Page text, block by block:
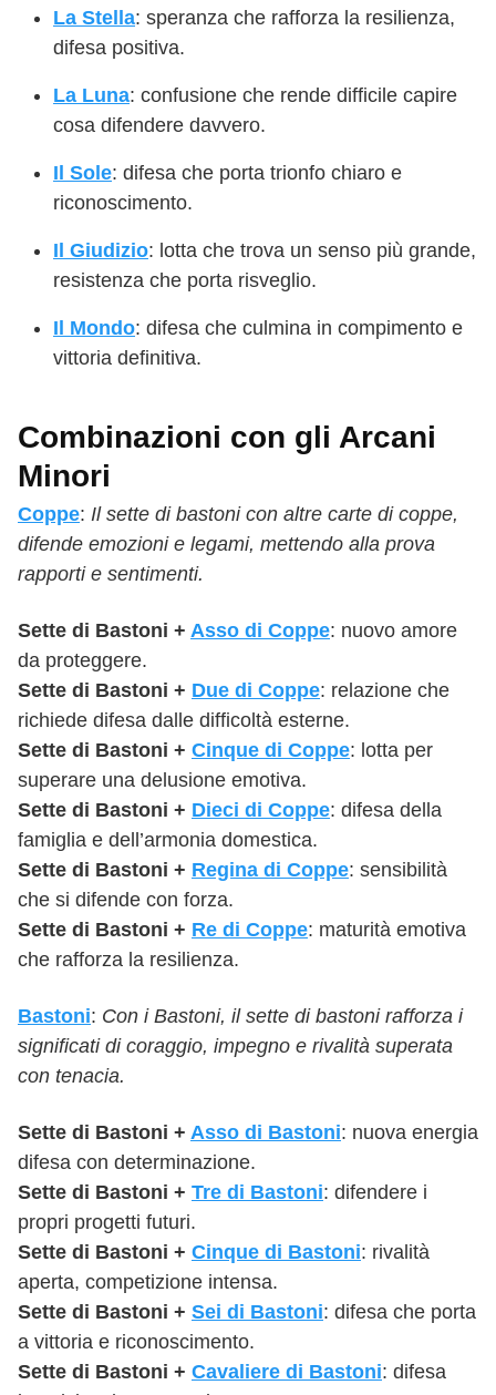
La Stella: speranza che rafforza la resilienza,
difesa positiva.
La Luna: confusione che rende difficile capire
cosa difendere davvero.
Il Sole: difesa che porta trionfo chiaro e
riconoscimento.
Il Giudizio: lotta che trova un senso più grande,
resistenza che porta risveglio.
Il Mondo: difesa che culmina in compimento e
vittoria definitiva.
Combinazioni con gli Arcani
Minori
Coppe: Il sette di bastoni con altre carte di coppe,
difende emozioni e legami, mettendo alla prova
rapporti e sentimenti.
Sette di Bastoni + Asso di Coppe: nuovo amore
da proteggere.
Sette di Bastoni + Due di Coppe: relazione che
richiede difesa dalle difficoltà esterne.
Sette di Bastoni + Cinque di Coppe: lotta per
superare una delusione emotiva.
Sette di Bastoni + Dieci di Coppe: difesa della
famiglia e dell’armonia domestica.
Sette di Bastoni + Regina di Coppe: sensibilità
che si difende con forza.
Sette di Bastoni + Re di Coppe: maturità emotiva
che rafforza la resilienza.
Bastoni: Con i Bastoni, il sette di bastoni rafforza i
significati di coraggio, impegno e rivalità superata
con tenacia.
Sette di Bastoni + Asso di Bastoni: nuova energia
difesa con determinazione.
Sette di Bastoni + Tre di Bastoni: difendere i
propri progetti futuri.
Sette di Bastoni + Cinque di Bastoni: rivalità
aperta, competizione intensa.
Sette di Bastoni + Sei di Bastoni: difesa che porta
a vittoria e riconoscimento.
Sette di Bastoni + Cavaliere di Bastoni: difesa